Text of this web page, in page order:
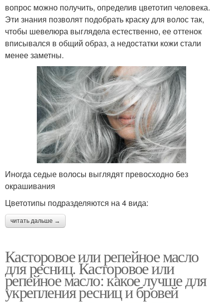
вопрос можно получить, определив цветотип человека.
Эти знания позволят подобрать краску для волос так,
чтобы шевелюра выглядела естественно, ее оттенок
вписывался в общий образ, а недостатки кожи стали
менее заметны.
Иногда седые волосы выглядят превосходно без
окрашивания
Цветотипы подразделяются на 4 вида:
читать дальше →
Касторовое или репейное масло
для ресниц. Касторовое или
репейное масло: какое лучше для
укрепления ресниц и бровей